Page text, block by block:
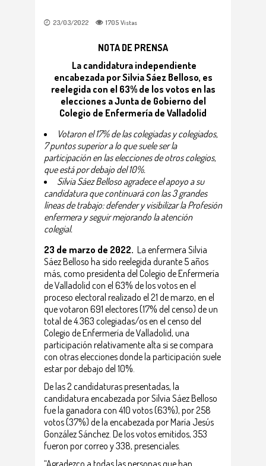
23/03/2022 1705 Vistas
NOTA DE PRENSA
La candidatura independiente
encabezada por Silvia Sáez Belloso, es
reelegida con el 63% de los votos en las
elecciones a Junta de Gobierno del
Colegio de Enfermería de Valladolid
Votaron el 17% de las colegiadas y colegiados,
7 puntos superior a lo que suele ser la
participación en las elecciones de otros colegios,
que está por debajo del 10%.
Silvia Sáez Belloso agradece el apoyo a su
candidatura que continuará con las 3 grandes
líneas de trabajo: defender y visibilizar la Profesión
enfermera y seguir mejorando la atención
colegial.
23 de marzo de 2022. La enfermera Silvia
Sáez Belloso ha sido reelegida durante 5 años
más, como presidenta del Colegio de Enfermería
de Valladolid con el 63% de los votos en el
proceso electoral realizado el 21 de marzo, en el
que votaron 691 electores (17% del censo) de un
total de 4.363 colegiadas/os en el censo del
Colegio de Enfermería de Valladolid, una
participación relativamente alta si se compara
con otras elecciones donde la participación suele
estar por debajo del 10%.
De las 2 candidaturas presentadas, la
candidatura encabezada por Silvia Sáez Belloso
fue la ganadora con 410 votos (63%), por 258
votos (37%) de la encabezada por María Jesús
González Sánchez. De los votos emitidos, 353
fueron por correo y 338, presenciales.
“Agradezco a todas las personas que han